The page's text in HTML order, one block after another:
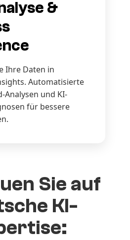
&
Ihre Daten in
Automatisierte
Analysen und KI-
für bessere
Sie auf
KI-